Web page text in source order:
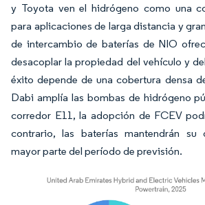
y Toyota ven el hidrógeno como una
para aplicaciones de larga distancia y
de intercambio de baterías de NIO
desacoplar la propiedad del vehículo y
éxito depende de una cobertura densa
Dabi amplía las bombas de hidrógeno
corredor E11, la adopción de FCEV
contrario, las baterías mantendrán su
mayor parte del período de previsión.